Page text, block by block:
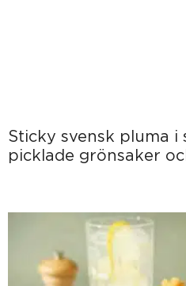
Sticky svensk pluma i
picklade grönsaker